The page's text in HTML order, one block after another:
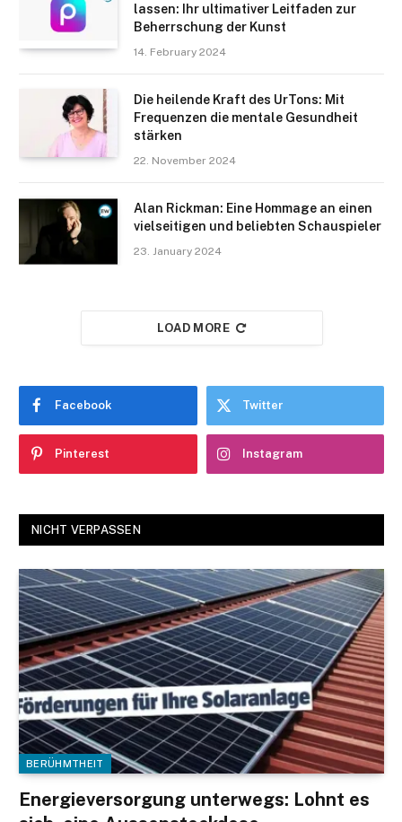
lassen: Ihr ultimativer Leitfaden zur
Beherrschung der Kunst
14. February 2024
Die heilende Kraft des UrTons: Mit
Frequenzen die mentale Gesundheit
stärken
22. November 2024
Alan Rickman: Eine Hommage an einen
vielseitigen und beliebten Schauspieler
23. January 2024
LOAD MORE
Facebook Twitter
Pinterest Instagram
NICHT VERPASSEN
BERÜHMTHEIT
Energieversorgung unterwegs: Lohnt es